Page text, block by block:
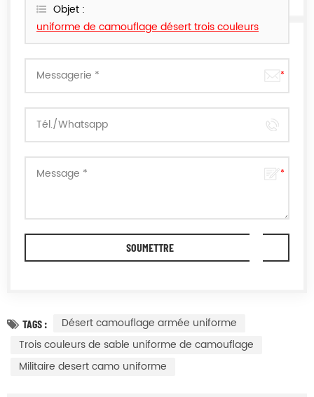
Objet :
uniforme de camouflage désert trois couleurs
TAGS :
Désert camouflage armée uniforme
Trois couleurs de sable uniforme de camouflage
Militaire desert camo uniforme